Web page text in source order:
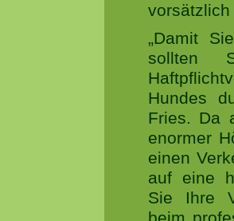
„Damit
sollten
Hundes
Fries. Da
enormer
einen
auf eine
Sie Ihre